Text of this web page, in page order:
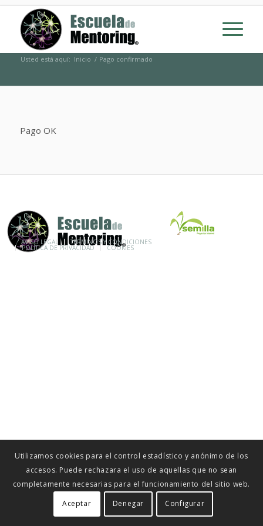
Usted está aquí: Inicio / Pago confirmado
Pago OK
© ESCUELA DE MENTORING 2015
AVISO LEGAL TÉRMINOS Y CONDICIONES
POLÍTICA DE PRIVACIDAD COOKIES
Utilizamos cookies para el control estadístico y anónimo de los
accesos. Puede rechazara el uso de aquellas que no sean
completamente necesarias para el funcionamiento del sitio web.
Aceptar
Denegar Configurar